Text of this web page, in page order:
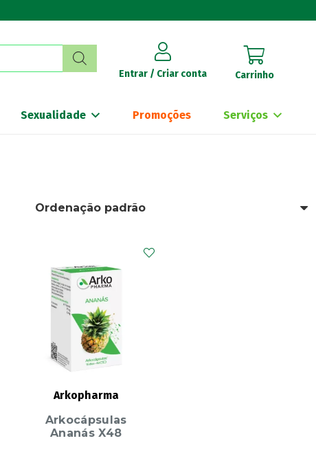
Entrar / Criar conta Carrinho
Sexualidade Promoções Serviços
Arkopharma
Arkocápsulas
Ananás X48